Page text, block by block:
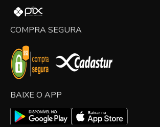
COMPRA SEGURA
BAIXE O APP